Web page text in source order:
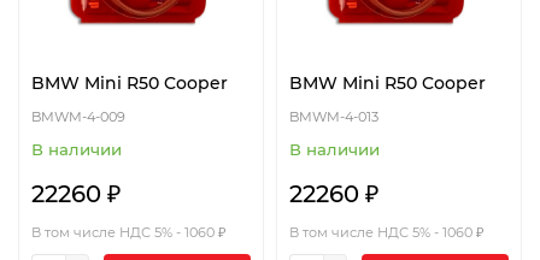
BMW Mini R50 Cooper
BMWM-4-009
В наличии
22260 ₽
В том числе НДС 5% - 1060 ₽
BMW Mini R50 Cooper
BMWM-4-013
В наличии
22260 ₽
В том числе НДС 5% - 1060 ₽